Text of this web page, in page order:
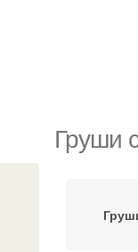
Груши